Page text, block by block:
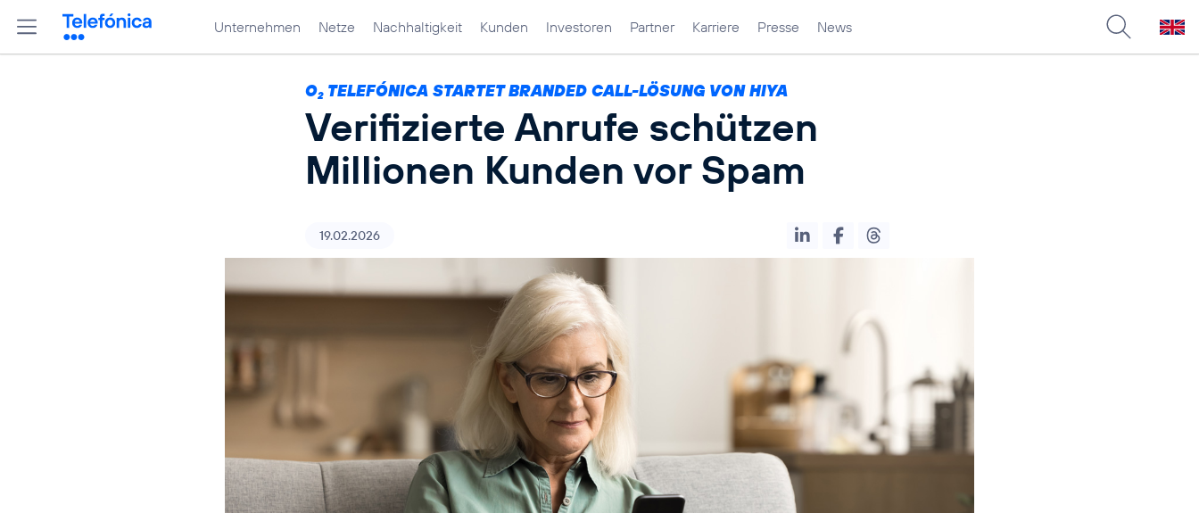
Unternehmen Netze Nachhaltigkeit Kunden Investoren Partner Karriere Presse News
O2 TELEFÓNICA STARTET BRANDED CALL-LÖSUNG VON HIYA
Verifizierte Anrufe schützen
Millionen Kunden vor Spam
19.02.2026